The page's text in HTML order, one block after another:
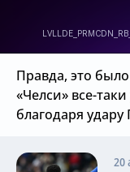
Правда, это
«Челси» все-
благодаря
20